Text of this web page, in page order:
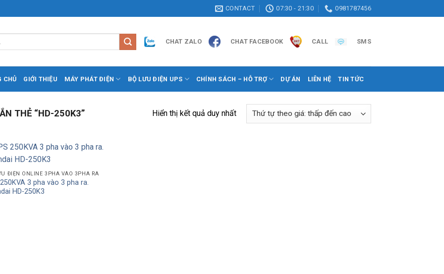
CONTACT 07:30 - 21:30 0981787456
CHAT ZALO CHAT FACEBOOK CALL SMS
CHỦ GIỚI THIỆU MÁY PHÁT ĐIỆN BỘ LƯU ĐIỆN UPS CHÍNH SÁCH – HỖ TRỢ DỰ ÁN LIÊN HỆ TIN TỨC
THẺ “HD-250K3” Hiển thị kết quả duy nhất
Wishlist
ĐIỆN ONLINE 3PHA VÀO 3PHA RA
3 pha vào 3 pha ra.
HD-250K3